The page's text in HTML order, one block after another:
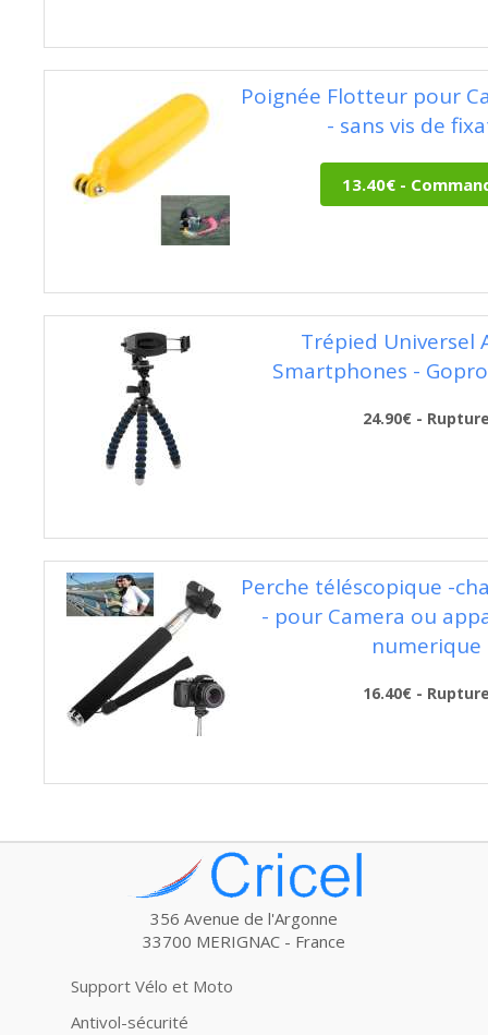
Poignée Flotteur pour
- sans vis de
Trépied Universel
Smartphones -
24.90€ -
Perche téléscopique -
- pour Camera ou
numerique
16.40€ -
356 Avenue de l'Argonne
33700 MERIGNAC - France
Support Vélo et Moto
Antivol-sécurité